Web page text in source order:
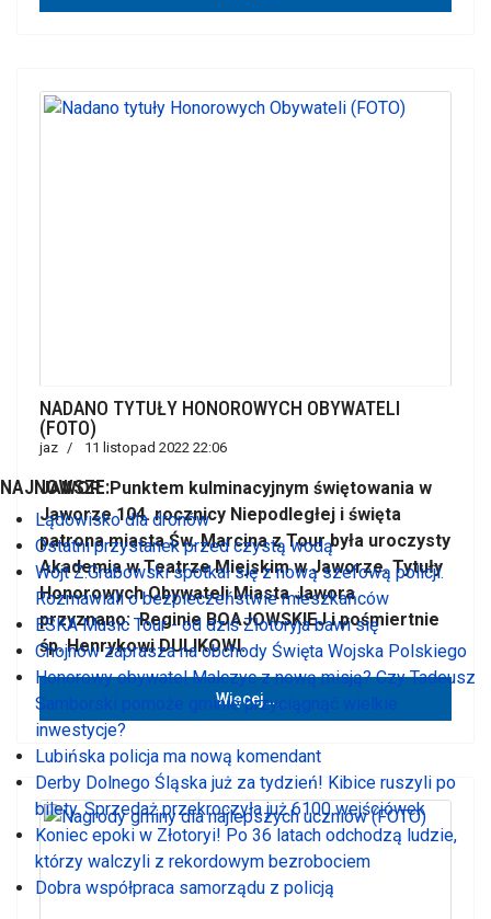
NADANO TYTUŁY HONOROWYCH OBYWATELI
(FOTO)
jaz 11 listopad 2022 22:06
JAWOR. Punktem kulminacyjnym świętowania w
Jaworze 104. rocznicy Niepodległej i święta
patrona miasta Św. Marcina z Tour była uroczysty
Akademia w Teatrze Miejskim w Jaworze. Tytuły
Honorowych Obywateli Miasta Jawora
przyznano: Reginie BOAJOWSKIEJ i pośmiertnie
śp. Henrykowi DULIKOWI.
Więcej…
NAJNOWSZE:
Lądowisko dla dronów
Ostatni przystanek przed czystą wodą
Wójt Z.Grabowski spotkał się z nową szefową policji.
Rozmawiali o bezpieczeństwie mieszkańców
ESKA Music Tour - od dziś Złotoryja bawi się
Chojnów zaprasza na obchody Święta Wojska Polskiego
Honorowy obywatel Malczyc z nową misją? Czy Tadeusz
Samborski pomoże gminie przyciągnąć wielkie
inwestycje?
Lubińska policja ma nową komendant
Derby Dolnego Śląska już za tydzień! Kibice ruszyli po
bilety. Sprzedaż przekroczyła już 6100 wejściówek
Koniec epoki w Złotoryi! Po 36 latach odchodzą ludzie,
którzy walczyli z rekordowym bezrobociem
Dobra współpraca samorządu z policją